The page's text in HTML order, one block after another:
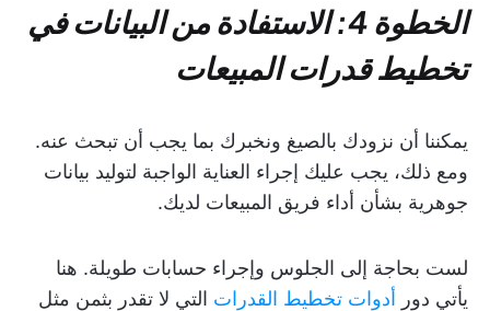
الخطوة 4: الاستفادة من البيانات في
تخطيط قدرات المبيعات
يمكننا أن نزودك بالصيغ ونخبرك بما يجب أن تبحث عنه.
ومع ذلك، يجب عليك إجراء العناية الواجبة لتوليد بيانات
جوهرية بشأن أداء فريق المبيعات لديك.
لست بحاجة إلى الجلوس وإجراء حسابات طويلة. هنا
يأتي دور أدوات تخطيط القدرات التي لا تقدر بثمن مثل